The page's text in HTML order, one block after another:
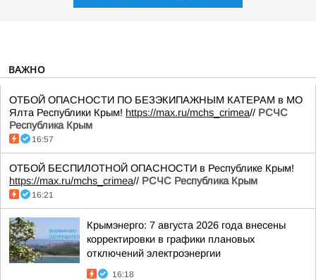
ВАЖНО
ОТБОЙ ОПАСНОСТИ ПО БЕЗЭКИПАЖНЫМ КАТЕРАМ в МО
Ялта Республики Крым! https://max.ru/mchs_crimea// РСЧС
Республика Крым
16:57
ОТБОЙ БЕСПИЛОТНОЙ ОПАСНОСТИ в Республике Крым!
https://max.ru/mchs_crimea// РСЧС Республика Крым
16:21
Крымэнерго: 7 августа 2026 года внесены
корректировки в графики плановых
отключений электроэнергии
16:18